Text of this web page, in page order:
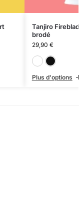
Tanjiro
brodé
29,90 €
Plus d'options